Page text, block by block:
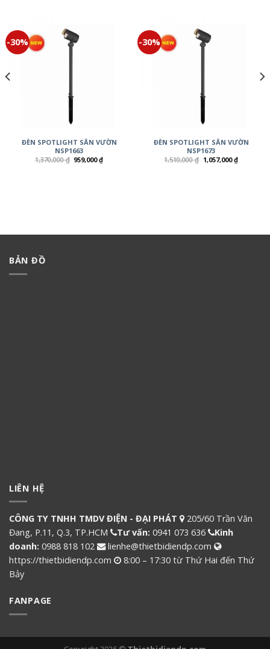
-30%
ĐÈN SPOTLIGHT SÂN VƯỜN
NSP1663
1,370,000₫ 959,000₫
-30%
ĐÈN SPOTLIGHT SÂN VƯỜN
NSP1673
1,510,000₫ 1,057,000₫
BẢN ĐỒ
LIÊN HỆ
CÔNG TY TNHH TMDV ĐIỆN - ĐẠI PHÁT
205/60 Trần Văn
Đang, P.11, Q.3, TP.HCM
Tư vấn: 0941 073 636
Kinh
doanh: 0988 818 102
lienhe@thietbidiendp.com
https://thietbidiendp.com
8:00 – 17:30 từ Thứ Hai đến Thứ
Bảy
FANPAGE